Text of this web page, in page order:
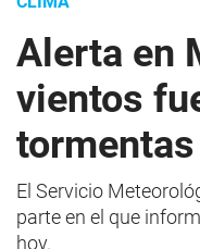
Alerta en
vientos
tormentas
El Servicio
parte en el que
hoy.